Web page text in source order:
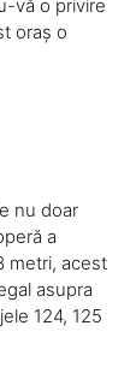
vă o privire
oraș o
nu doar
a
metri, acest
asupra
124, 125